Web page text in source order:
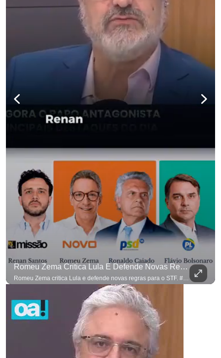
Romeu Zema Critica Lula E Defende Novas Regras Para O STF. #OAntagonista
Romeu Zema critica Lula e defende novas regras para o STF. #OAntagonista Se você busca informação com credibilidade, inscreva-se agora e ative o